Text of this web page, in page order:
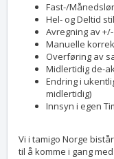
Fast-/
Hel- og Deltid
Avregning av
Manuelle
Overføring av
Midlertidig de-
Endring i
midlertidig)
Innsyn i egen
Vi i tamigo Norge
til å komme i gang